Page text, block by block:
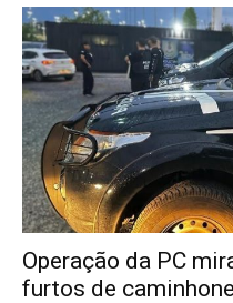
Operação da PC
furtos de